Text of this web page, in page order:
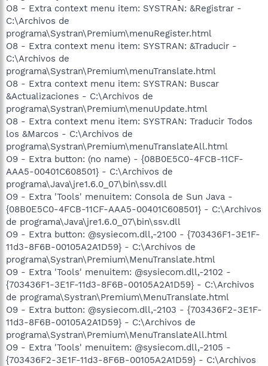
O8 - Extra context menu item: SYSTRAN: &Registrar -
C:\Archivos de
programa\Systran\Premium\menuRegister.html
O8 - Extra context menu item: SYSTRAN: &Traducir -
C:\Archivos de
programa\Systran\Premium\menuTranslate.html
O8 - Extra context menu item: SYSTRAN: Buscar
&Actualizaciones - C:\Archivos de
programa\Systran\Premium\menuUpdate.html
O8 - Extra context menu item: SYSTRAN: Traducir Todos
los &Marcos - C:\Archivos de
programa\Systran\Premium\menuTranslateAll.html
O9 - Extra button: (no name) - {08B0E5C0-4FCB-11CF-
AAA5-00401C608501} - C:\Archivos de
programa\Java\jre1.6.0_07\bin\ssv.dll
O9 - Extra 'Tools' menuitem: Consola de Sun Java -
{08B0E5C0-4FCB-11CF-AAA5-00401C608501} - C:\Archivos
de programa\Java\jre1.6.0_07\bin\ssv.dll
O9 - Extra button: @sysiecom.dll,-2100 - {703436F1-3E1F-
11d3-8F6B-00105A2A1D59} - C:\Archivos de
programa\Systran\Premium\MenuTranslate.html
O9 - Extra 'Tools' menuitem: @sysiecom.dll,-2102 -
{703436F1-3E1F-11d3-8F6B-00105A2A1D59} - C:\Archivos
de programa\Systran\Premium\MenuTranslate.html
O9 - Extra button: @sysiecom.dll,-2103 - {703436F2-3E1F-
11d3-8F6B-00105A2A1D59} - C:\Archivos de
programa\Systran\Premium\MenuTranslateAll.html
O9 - Extra 'Tools' menuitem: @sysiecom.dll,-2105 -
{703436F2-3E1F-11d3-8F6B-00105A2A1D59} - C:\Archivos